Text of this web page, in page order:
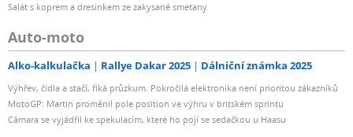
Salát s koprem a dresinkem ze zakysané smetany
Auto-moto
Alko-kalkulačka Rallye Dakar 2025 Dálniční známka 2025
Výhřev, čidla a stačí, říká průzkum. Pokročilá elektronika není prioritou zákazníků
MotoGP: Martin proměnil pole position ve výhru v britském sprintu
Câmara se vyjádřil ke spekulacím, které ho pojí se sedačkou u Haasu